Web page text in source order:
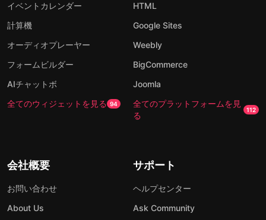
イベントカレンダー
計算機
オーディオプレーヤー
フォームビルダー
AIチャットボ
全てのウィジェットを見る 94
HTML
Google Sites
Weebly
BigCommerce
Joomla
全てのプラットフォームを見
る
112
会社概要
お問い合わせ
About Us
サポート
ヘルプセンター
Ask Community